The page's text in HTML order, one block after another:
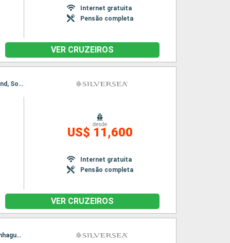
Internet gratuita
Pensão completa
VER CRUZEIROS
Itinerário : Southampton, Honfleur, Newhaven, Aberdeen, Holyhead, Cobh, Falmouth, Portland, Southampton, Honfleur, Newhaven, Aberdeen, Holyhead, Cobh, Falmouth, Portland, Southampton
desde
US$ 11,600
Internet gratuita
Pensão completa
VER CRUZEIROS
Itinerário : Copenhague, Ronne, Gdansk, Klaipeda, Riga, Tallin, Helsinquia, Estocolmo, Copenhague, Ronne, Gdansk, Klaipeda, Riga, Tallin, Helsinquia, Estocolmo, Copenhague